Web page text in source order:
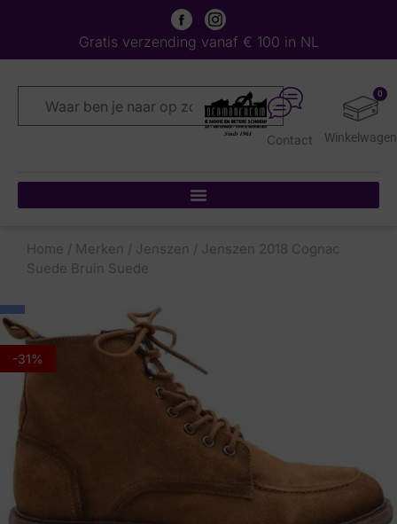
Gratis verzending vanaf € 100 in NL
0
Contact
Home / Merken / Jenszen / Jenszen 2018 Cognac
Suede Bruin Suede
-31%